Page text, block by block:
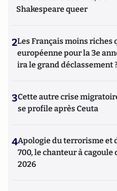
Shakespeare queer
2Les Français moins riches
européenne pour la 3e
ira le grand déclassement
3Cette autre crise
se profile après Ceuta
4Apologie du terrorisme et
700, le chanteur à cagoule
2026